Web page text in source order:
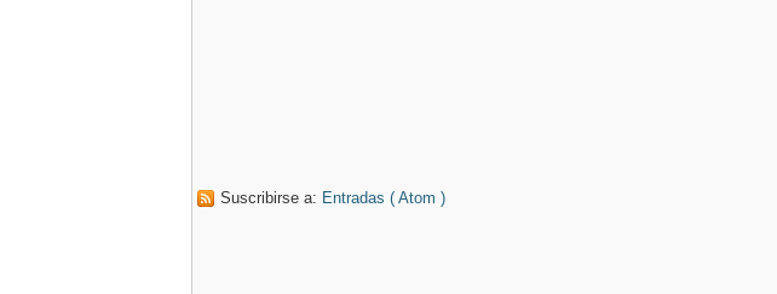
Suscribirse a: Entradas ( Atom )